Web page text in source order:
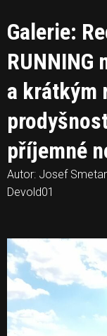
Galerie:
a krátkým
příjemné
Autor: Josef
Devold01